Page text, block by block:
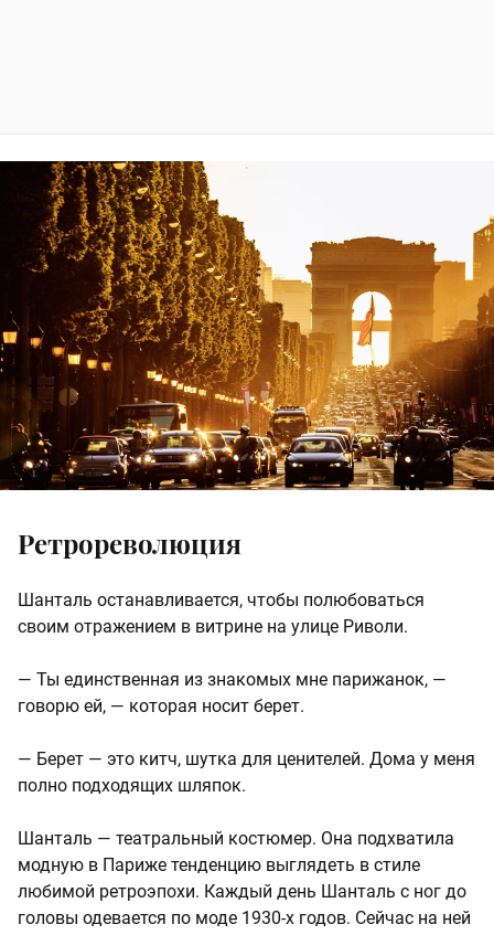
Ретрореволюция
Шанталь останавливается, чтобы полюбоваться
своим отражением в витрине на улице Риволи.
— Ты единственная из знакомых мне парижанок, —
говорю ей, — которая носит берет.
— Берет — это китч, шутка для ценителей. Дома у меня
полно подходящих шляпок.
Шанталь — театральный костюмер. Она подхватила
модную в Париже тенденцию выглядеть в стиле
любимой ретроэпохи. Каждый день Шанталь с ног до
головы одевается по моде 1930-х годов. Сейчас на ней